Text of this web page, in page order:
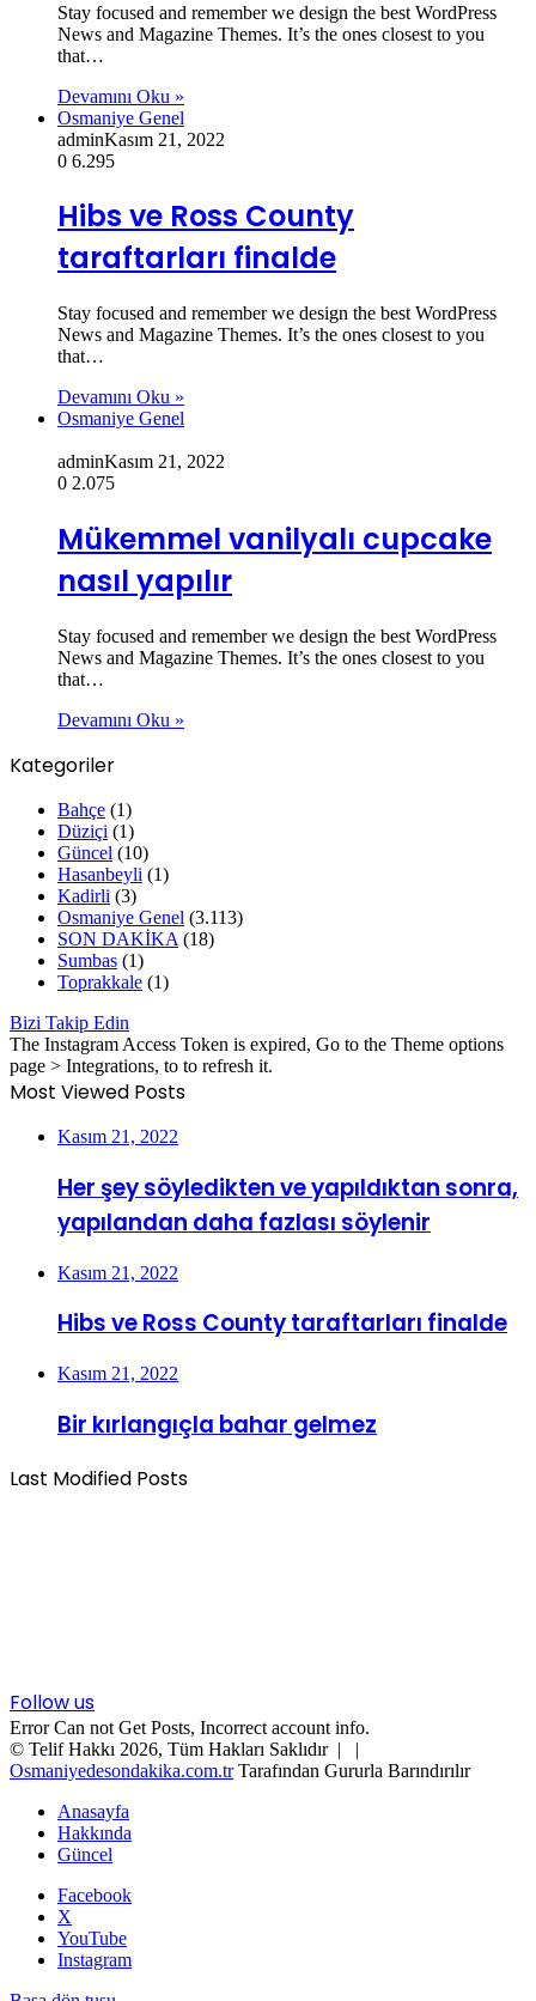
Stay focused and remember we design the best WordPress
News and Magazine Themes. It’s the ones closest to you
that…
Devamını Oku »
Osmaniye Genel
adminKasım 21, 2022
0 6.295
Hibs ve Ross County
taraftarları finalde
Stay focused and remember we design the best WordPress
News and Magazine Themes. It’s the ones closest to you
that…
Devamını Oku »
Osmaniye Genel
adminKasım 21, 2022
0 2.075
Mükemmel vanilyalı cupcake
nasıl yapılır
Stay focused and remember we design the best WordPress
News and Magazine Themes. It’s the ones closest to you
that…
Devamını Oku »
Kategoriler
Bahçe (1)
Düziçi (1)
Güncel (10)
Hasanbeyli (1)
Kadirli (3)
Osmaniye Genel (3.113)
SON DAKİKA (18)
Sumbas (1)
Toprakkale (1)
Bizi Takip Edin
The Instagram Access Token is expired, Go to the Theme options
page > Integrations, to to refresh it.
Most Viewed Posts
Kasım 21, 2022
Her şey söyledikten ve yapıldıktan sonra,
yapılandan daha fazlası söylenir
Kasım 21, 2022
Hibs ve Ross County taraftarları finalde
Kasım 21, 2022
Bir kırlangıçla bahar gelmez
Last Modified Posts
Follow us
Error Can not Get Posts, Incorrect account info.
© Telif Hakkı 2026, Tüm Hakları Saklıdır | |
Osmaniyedesondakika.com.trTarafından Gururla Barındırılır
Anasayfa
Hakkında
Güncel
Facebook
X
YouTube
Instagram